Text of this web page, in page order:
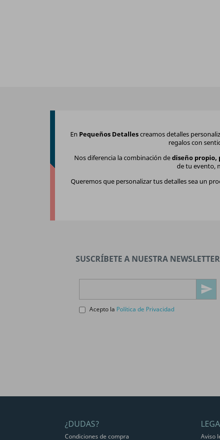
En Pequeños Detallescreamos detalles
regalos con
Nos diferencia la combinación dediseño propio,
de tu evento,
Queremos que personalizar tus detalles sea un
SUSCRÍBETE A NUESTRA NEWSLETTER
Acepto la Política de Privacidad
¿DUDAS?
Condiciones de compra Aviso